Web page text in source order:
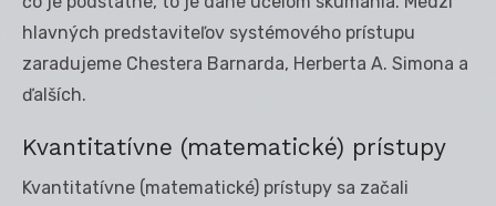
hlavných predstaviteľov systémového prístupu
zaradujeme Chestera Barnarda, Herberta A. Simona a
ďalších.
Kvantitatívne (matematické) prístupy
Kvantitatívne (matematické) prístupy sa začali